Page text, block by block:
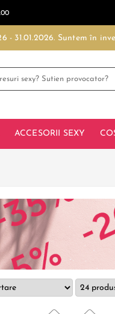
- 31.01.2026. Suntem în
ACCESORII SEXY